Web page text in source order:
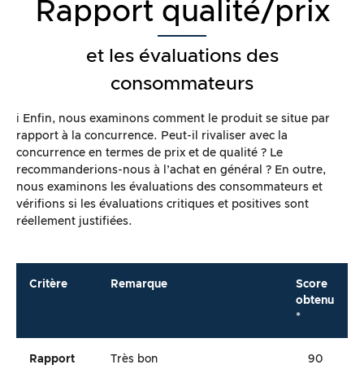
Rapport qualité/prix
et les évaluations des
consommateurs
ℹ️ Enfin, nous examinons comment le produit se situe par
rapport à la concurrence. Peut-il rivaliser avec la
concurrence en termes de prix et de qualité ? Le
recommanderions-nous à l’achat en général ? En outre,
nous examinons les évaluations des consommateurs et
vérifions si les évaluations critiques et positives sont
réellement justifiées.
Critère Remarque
Score
obtenu
*
Rapport
Très bon
90